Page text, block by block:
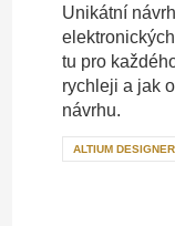
Unikátní
tu pro
rychleji a jak
návrhu.
ALTIUM DESIGNER